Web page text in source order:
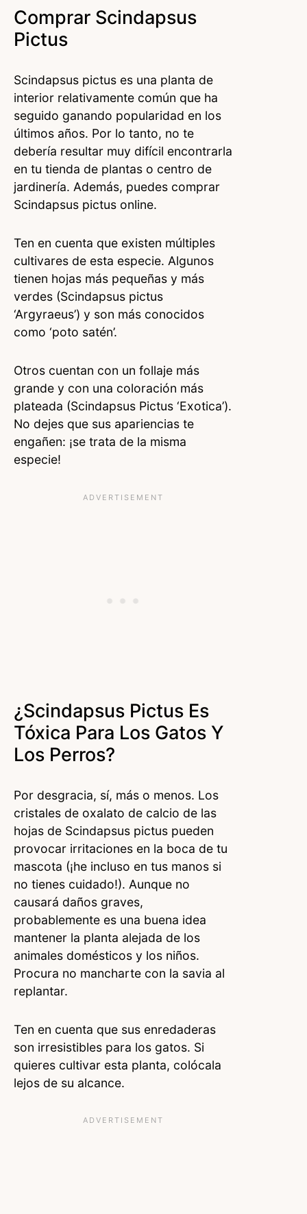
Comprar Scindapsus
Pictus
Scindapsus pictus es una planta de
interior relativamente común que ha
seguido ganando popularidad en los
últimos años. Por lo tanto, no te
debería resultar muy difícil encontrarla
en tu tienda de plantas o centro de
jardinería. Además, puedes comprar
Scindapsus pictus online.
Ten en cuenta que existen múltiples
cultivares de esta especie. Algunos
tienen hojas más pequeñas y más
verdes (Scindapsus pictus
‘Argyraeus’) y son más conocidos
como ‘poto satén’.
Otros cuentan con un follaje más
grande y con una coloración más
plateada (Scindapsus Pictus ‘Exotica’).
No dejes que sus apariencias te
engañen: ¡se trata de la misma
especie!
¿Scindapsus Pictus Es
Tóxica Para Los Gatos Y
Los Perros?
Por desgracia, sí, más o menos. Los
cristales de oxalato de calcio de las
hojas de Scindapsus pictus pueden
provocar irritaciones en la boca de tu
mascota (¡he incluso en tus manos si
no tienes cuidado!). Aunque no
causará daños graves,
probablemente es una buena idea
mantener la planta alejada de los
animales domésticos y los niños.
Procura no mancharte con la savia al
replantar.
Ten en cuenta que sus enredaderas
son irresistibles para los gatos. Si
quieres cultivar esta planta, colócala
lejos de su alcance.